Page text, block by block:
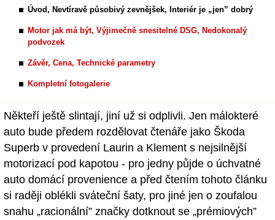
Úvod, Nevtíravě působivý zevnějšek, Interiér je „jen” dobrý
Motor jak má být, Výjimečně snesitelné DSG, Nedokonalý
podvozek
Závěr, Cena, Technické parametry
Kompletní fotogalerie
Někteří ještě slintají, jiní už si odplivli. Jen málokteré
auto bude předem rozdělovat čtenáře jako Škoda
Superb v provedení Laurin a Klement s nejsilnější
motorizací pod kapotou - pro jedny půjde o úchvatné
auto domácí provenience a před čtením tohoto článku
si raději oblékli sváteční šaty, pro jiné jen o zoufalou
snahu „racionální” značky dotknout se „prémiových”